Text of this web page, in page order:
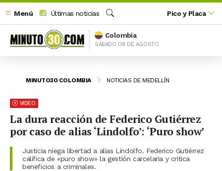
Menú
Últimas noticias
Buscar
Pico y Placa
Colombia
SÁBADO 08 DE AGOSTO
MINUTO30 COLOMBIA NOTICIAS DE MEDELLÍN
VIDEO
La dura reacción de Federico Gutiérrez
por caso de alias ‘Lindolfo’: ‘Puro show’
Justicia niega libertad a alias Lindolfo. Federico Gutiérrez
califica de «puro show» la gestión carcelaria y critica
beneficios a criminales.